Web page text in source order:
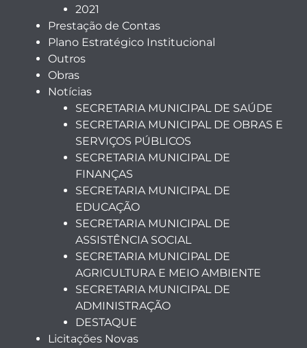
2021
Prestação de Contas
Plano Estratégico Institucional
Outros
Obras
Notícias
SECRETARIA MUNICIPAL DE SAÚDE
SECRETARIA MUNICIPAL DE OBRAS E
SERVIÇOS PÚBLICOS
SECRETARIA MUNICIPAL DE
FINANÇAS
SECRETARIA MUNICIPAL DE
EDUCAÇÃO
SECRETARIA MUNICIPAL DE
ASSISTÊNCIA SOCIAL
SECRETARIA MUNICIPAL DE
AGRICULTURA E MEIO AMBIENTE
SECRETARIA MUNICIPAL DE
ADMINISTRAÇÃO
DESTAQUE
Licitações Novas